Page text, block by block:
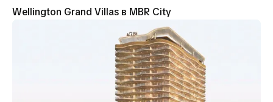
Wellington Grand Villas в MBR City